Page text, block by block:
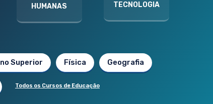
HUMANAS TECNOLOGIA
Superior Física Geografia
Todos os Cursos de Educação